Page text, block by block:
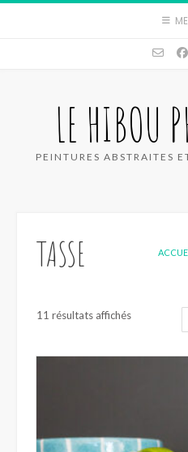
Skip
LE HIBOU
PEINTURES ABSTRAITES
TASSE
11 résultats affichésTrié